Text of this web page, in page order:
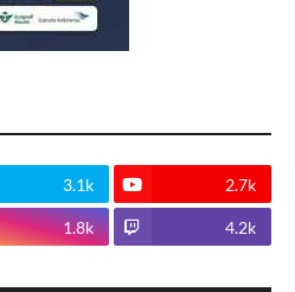
3.1k 2.7k
1.8k 4.2k